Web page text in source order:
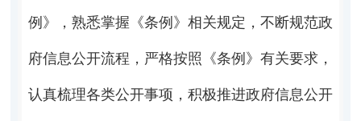
例》，熟悉掌握《条例》相关规定，不断规范政
府信息公开流程，严格按照《条例》有关要求，
认真梳理各类公开事项，积极推进政府信息公开